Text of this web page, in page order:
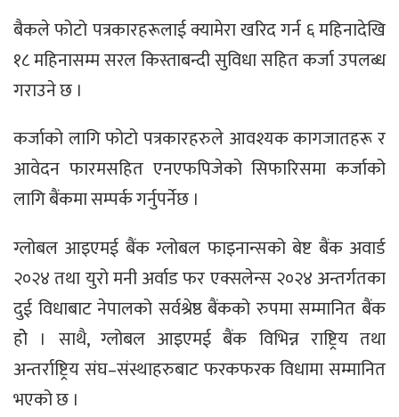
बैकले फोटो पत्रकारहरूलाई क्यामेरा खरिद गर्न ६ महिनादेखि
१८ महिनासम्म सरल किस्ताबन्दी सुविधा सहित कर्जा उपलब्ध
गराउने छ ।
कर्जाको लागि फोटो पत्रकारहरुले आवश्यक कागजातहरू र
आवेदन फारमसहित एनएफपिजेको सिफारिसमा कर्जाको
लागि बैंकमा सम्पर्क गर्नुपर्नेछ ।
ग्लोबल आइएमई बैंक ग्लोबल फाइनान्सको बेष्ट बैंक अवार्ड
२०२४ तथा युरो मनी अर्वाड फर एक्सलेन्स २०२४ अन्तर्गतका
दुई विधाबाट नेपालको सर्वश्रेष्ठ बैंकको रुपमा सम्मानित बैंक
होे । साथै, ग्लोबल आइएमई बैंक विभिन्न राष्ट्रिय तथा
अन्तर्राष्ट्रिय संघ–संस्थाहरुबाट फरकफरक विधामा सम्मानित
भएको छ ।